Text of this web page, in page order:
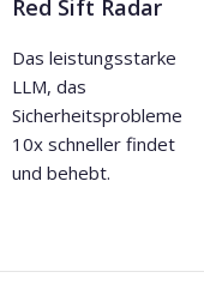
Red Sift Radar
Das leistungsstarke
LLM, das
Sicherheitsprobleme
10x schneller findet
und behebt.